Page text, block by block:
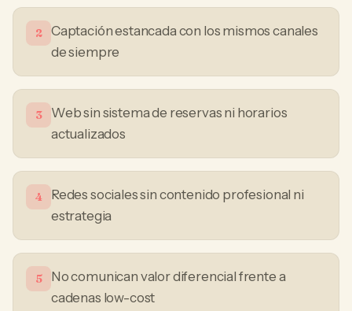
2
Captación estancada con los mismos canales
de siempre
3
Web sin sistema de reservas ni horarios
actualizados
4
Redes sociales sin contenido profesional ni
estrategia
5
No comunican valor diferencial frente a
cadenas low-cost